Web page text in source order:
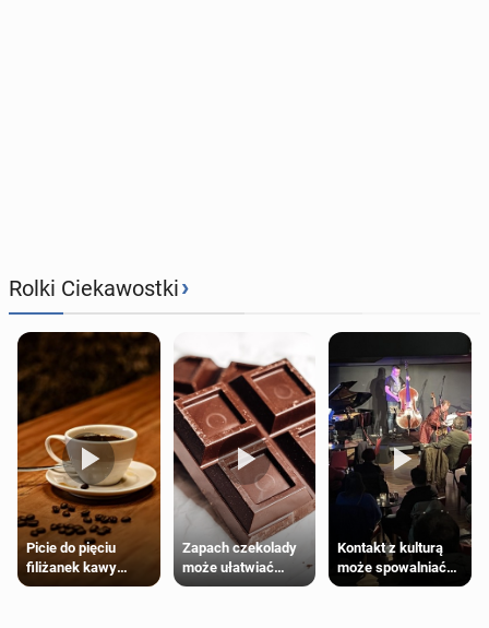
Rolki Ciekawostki›
Picie do pięciu
filiżanek kawy
dziennie jest
Zapach czekolady
może ułatwiać
trening siłowy
Kontakt z kulturą
może spowalniać
starzenie